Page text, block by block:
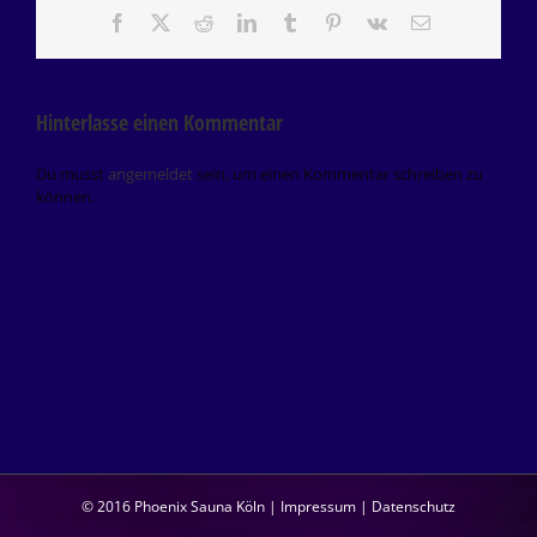
Facebook RedditLinkedInTumblr Pinterest
Vk
E-
Hinterlasse einen Kommentar
Du musst angemeldet sein, um einen Kommentar schreiben zu
können.
© 2016 Phoenix Sauna Köln | Impressum | Datenschutz